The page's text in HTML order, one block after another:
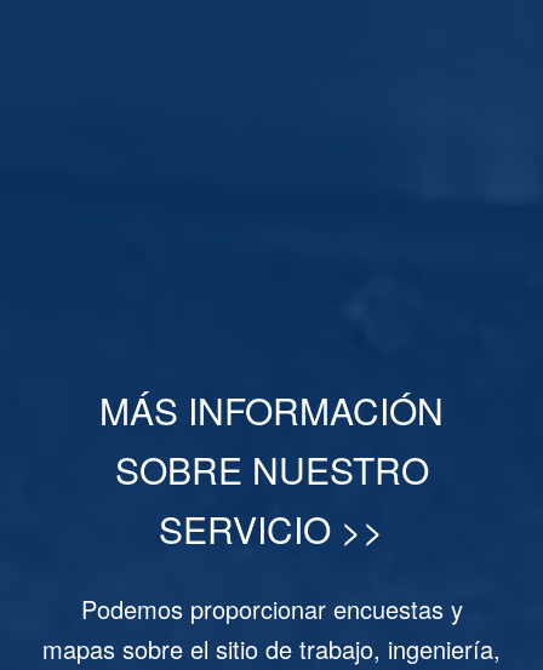
MÁS INFORMACIÓN
SOBRE NUESTRO
SERVICIO >>
Podemos proporcionar encuestas y
mapas sobre el sitio de trabajo, ingeniería,